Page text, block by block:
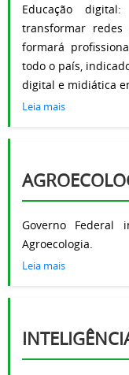
Educação
transformar
formará
todo o país,
digital e midiática
Leia mais
Governo
Agroecologia.
Leia mais